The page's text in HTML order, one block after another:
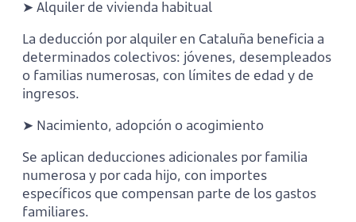
➤ Alquiler de vivienda habitual
La deducción por alquiler en Cataluña beneficia a
determinados colectivos: jóvenes, desempleados
o familias numerosas, con límites de edad y de
ingresos.
➤ Nacimiento, adopción o acogimiento
Se aplican deducciones adicionales por familia
numerosa y por cada hijo, con importes
específicos que compensan parte de los gastos
familiares.